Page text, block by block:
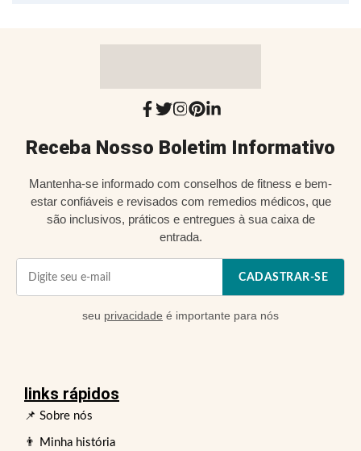
Receba Nosso Boletim Informativo
Mantenha-se informado com conselhos de fitness e bem-
estar confiáveis e revisados com remedios médicos, que
são inclusivos, práticos e entregues à sua caixa de
entrada.
CADASTRAR-SE
seu privacidade é importante para nós
links rápidos
📌 Sobre nós
👨 Minha história